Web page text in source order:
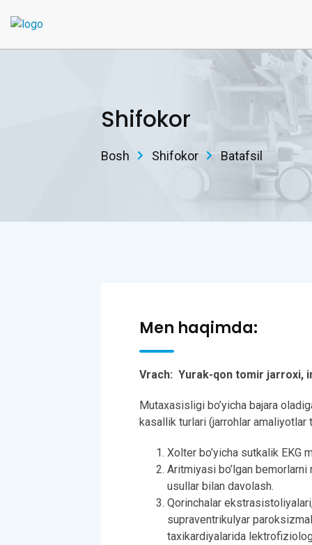
Shifokor
Bosh Shifokor Batafsil
Men haqimda:
Vrach: Yurak-qon tomir jarroxi,
Mutaxasisligi bo’yicha bajara
kasallik turlari (jarrohlar
Xolter bo’yicha sutkalik EKG
Aritmiyasi bo’lgan
usullar bilan davolash.
Qorinchalar
supraventrikulyar
taxikardiyalarida